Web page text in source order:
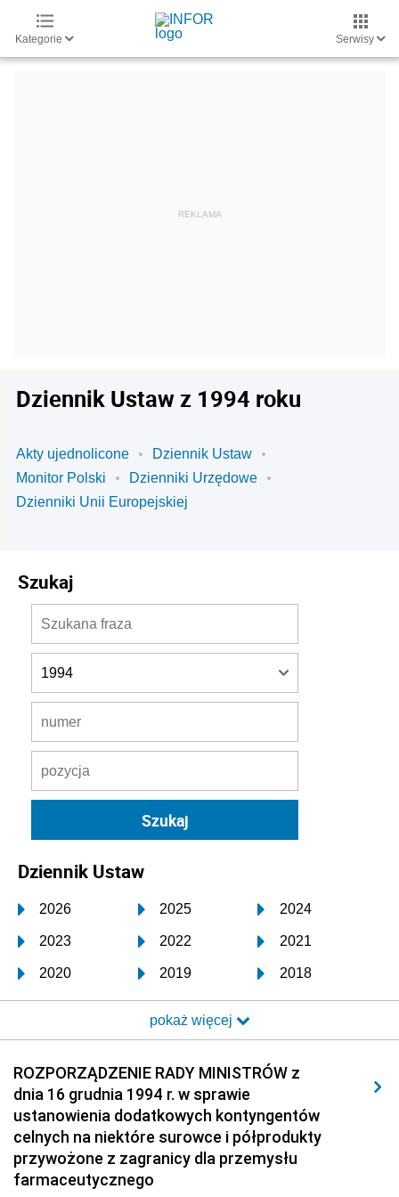
Kategorie Serwisy
Dziennik Ustaw z 1994 roku
Akty ujednolicone
Dziennik Ustaw
Monitor Polski
Dzienniki Urzędowe
Dzienniki Unii Europejskiej
Szukaj
Dziennik Ustaw
2026 2025 2024
2023 2022 2021
2020 2019 2018
2017 2016 2015
2014 2013 2012
2011 2010 2009
2008 2007
2005 2004 2003
2002 2001 2000
pokaż więcej
ROZPORZĄDZENIE RADY MINISTRÓW z
dnia 16 grudnia 1994 r. w sprawie
ustanowienia dodatkowych kontyngentów
celnych na niektóre surowce i półprodukty
przywożone z zagranicy dla przemysłu
farmaceutycznego